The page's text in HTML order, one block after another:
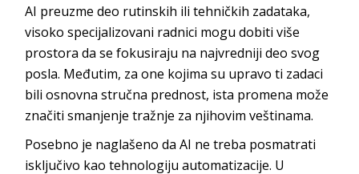
AI preuzme deo rutinskih ili tehničkih zadataka,
visoko specijalizovani radnici mogu dobiti više
prostora da se fokusiraju na najvredniji deo svog
posla. Međutim, za one kojima su upravo ti zadaci
bili osnovna stručna prednost, ista promena može
značiti smanjenje tražnje za njihovim veštinama.
Posebno je naglašeno da AI ne treba posmatrati
isključivo kao tehnologiju automatizacije. U